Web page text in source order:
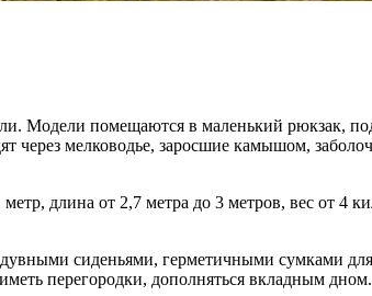
Модели помещаются в маленький рюкзак,
мелководье, заросшие камышом,
длина от 2,7 метра до 3 метров, вес от 4
сиденьями, герметичными сумками
перегородки, дополняться вкладным дном.